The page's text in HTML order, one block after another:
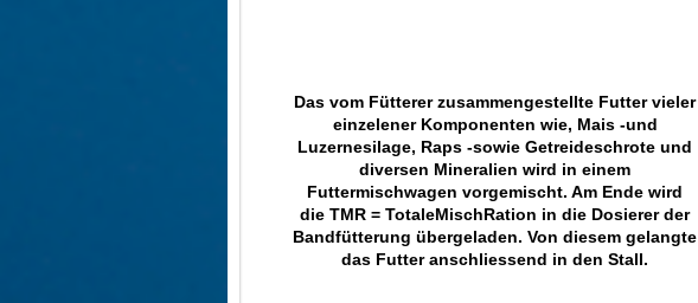
Das vom Fütterer zusammengestellte Futter vieler
einzelener Komponenten wie, Mais -und
Luzernesilage, Raps -sowie Getreideschrote und
diversen Mineralien wird in einem
Futtermischwagen vorgemischt. Am Ende wird
die TMR = TotaleMischRation in die Dosierer der
Bandfütterung übergeladen. Von diesem gelangte
das Futter anschliessend in den Stall.